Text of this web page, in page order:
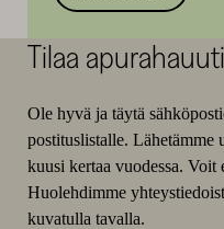
Tilaa
Ole hyvä ja täytä
postituslistalle. Lähetämme
kuusi kertaa vuodessa.
Huolehdimme
kuvatulla tavalla.